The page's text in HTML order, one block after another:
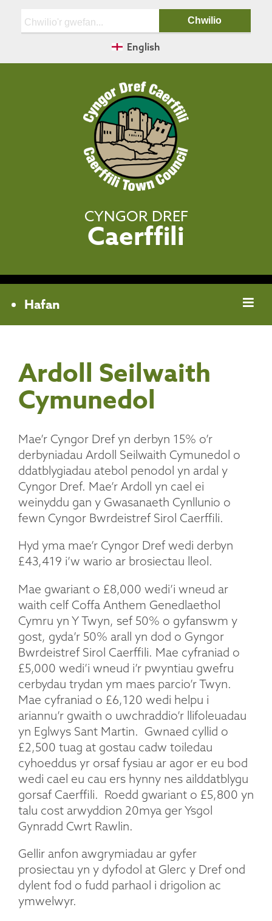
English
CYNGOR DREF
Caerffili
Hafan
Ardoll Seilwaith
Cymunedol
Mae’r Cyngor Dref yn derbyn 15% o’r
derbyniadau Ardoll Seilwaith Cymunedol o
ddatblygiadau atebol penodol yn ardal y
Cyngor Dref. Mae’r Ardoll yn cael ei
weinyddu gan y Gwasanaeth Cynllunio o
fewn Cyngor Bwrdeistref Sirol Caerffili.
Hyd yma mae’r Cyngor Dref wedi derbyn
£43,419 i’w wario ar brosiectau lleol.
Mae gwariant o £8,000 wedi’i wneud ar
waith celf Coffa Anthem Genedlaethol
Cymru yn Y Twyn, sef 50% o gyfanswm y
gost, gyda’r 50% arall yn dod o Gyngor
Bwrdeistref Sirol Caerffili. Mae cyfraniad o
£5,000 wedi’i wneud i’r pwyntiau gwefru
cerbydau trydan ym maes parcio’r Twyn.
Mae cyfraniad o £6,120 wedi helpu i
ariannu’r gwaith o uwchraddio’r llifoleuadau
yn Eglwys Sant Martin. Gwnaed cyllid o
£2,500 tuag at gostau cadw toiledau
cyhoeddus yr orsaf fysiau ar agor er eu bod
wedi cael eu cau ers hynny nes ailddatblygu
gorsaf Caerffili. Roedd gwariant o £5,800 yn
talu cost arwyddion 20mya ger Ysgol
Gynradd Cwrt Rawlin.
Gellir anfon awgrymiadau ar gyfer
prosiectau yn y dyfodol at Glerc y Dref ond
dylent fod o fudd parhaol i drigolion ac
ymwelwyr.